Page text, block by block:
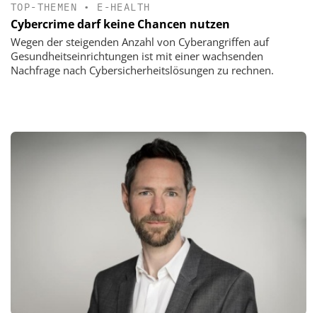
TOP-THEMEN • E-HEALTH
Cybercrime darf keine Chancen nutzen
Wegen der steigenden Anzahl von Cyberangriffen auf
Gesundheitseinrichtungen ist mit einer wachsenden
Nachfrage nach Cybersicherheitslösungen zu rechnen.